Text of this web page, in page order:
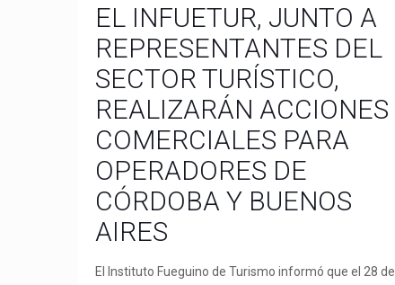
EL INFUETUR, JUNTO A
REPRESENTANTES DEL
SECTOR TURÍSTICO,
REALIZARÁN ACCIONES
COMERCIALES PARA
OPERADORES DE
CÓRDOBA Y BUENOS
AIRES
El Instituto Fueguino de Turismo informó que el 28 de